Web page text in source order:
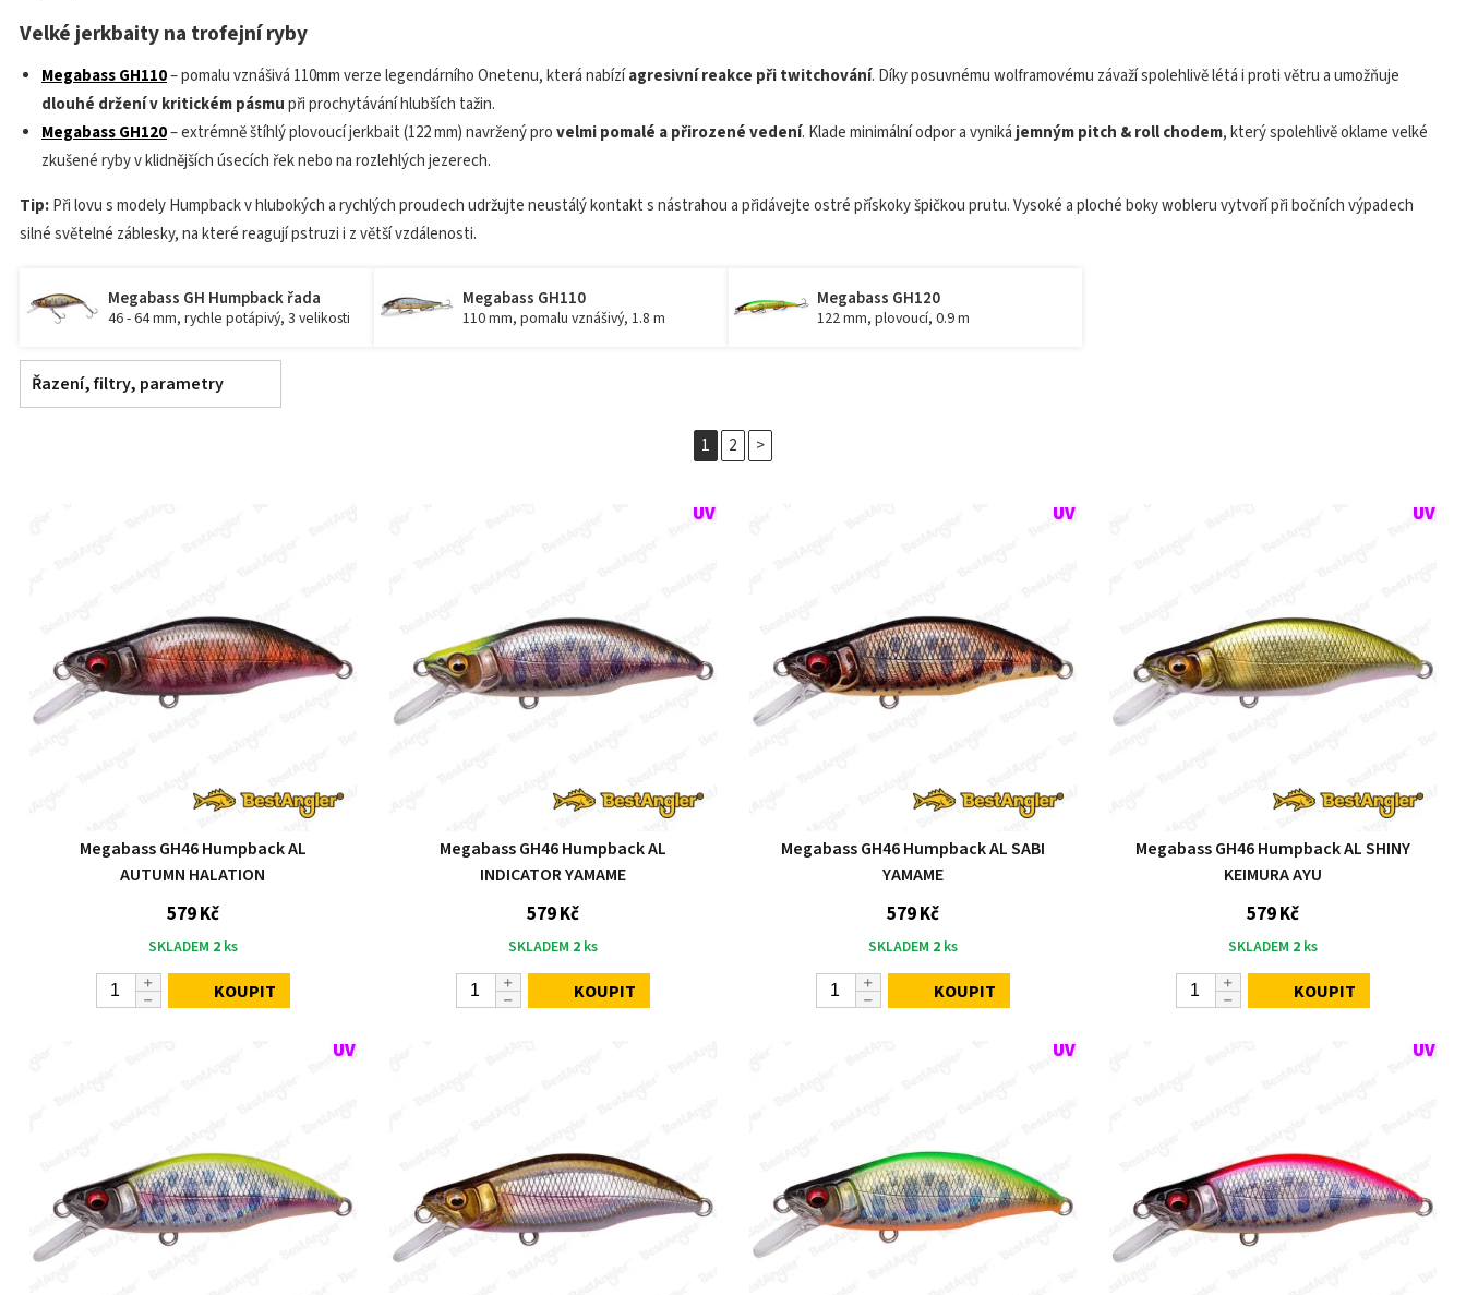
Velké jerkbaity na trofejní ryby
Megabass GH110– pomalu vznášivá 110mm verze legendárního Onetenu, která nabízíagresivní reakce při twitchování. Díky posuvnému wolframovému závaží spolehlivě létá i proti větru a umožňuje
dlouhé držení v kritickém pásmupři prochytávání hlubších tažin.
Megabass GH120– extrémně štíhlý plovoucí jerkbait (122 mm) navržený provelmi pomalé a přirozené vedení. Klade minimální odpor a vyniká jemným pitch & roll chodem, který spolehlivě oklame velké
zkušené ryby v klidnějších úsecích řek nebo na rozlehlých jezerech.
Tip:Při lovu s modely Humpback v hlubokých a rychlých proudech udržujte neustálý kontakt s nástrahou a přidávejte ostré přískoky špičkou prutu. Vysoké a ploché boky wobleru vytvoří při bočních výpadech
silné světelné záblesky, na které reagují pstruzi i z větší vzdálenosti.
Megabass GH Humpback řada
46 - 64 mm, rychle potápivý, 3 velikosti
Megabass GH110
110 mm, pomalu vznášivý, 1.8 m
Megabass GH120
122 mm, plovoucí, 0.9 m
Řazení, filtry, parametry
1 2 >
Megabass GH46 Humpback AL
AUTUMN HALATION
579 Kč
SKLADEM 2 ks
KOUPIT
Megabass GH46 Humpback AL
INDICATOR YAMAME
579 Kč
SKLADEM 2 ks
KOUPIT
Megabass GH46 Humpback AL SABI
YAMAME
579 Kč
SKLADEM 2 ks
KOUPIT
Megabass GH46 Humpback AL SHINY
KEIMURA AYU
579 Kč
SKLADEM 2 ks
KOUPIT